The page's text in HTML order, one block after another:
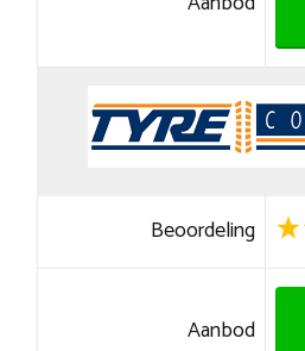
Beoordeling
Aanbod